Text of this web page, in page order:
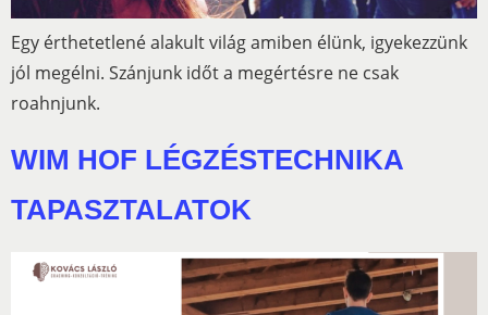
Egy érthetetlené alakult világ amiben élünk, igyekezzünk
jól megélni. Szánjunk időt a megértésre ne csak
roahnjunk.
WIM HOF LÉGZÉSTECHNIKA
TAPASZTALATOK